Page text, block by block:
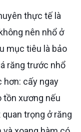
nên nhổ ở
mục tiêu là bảo
răng trước nhổ
hơn: cấy ngay
tồn xương nếu
trọng ở răng